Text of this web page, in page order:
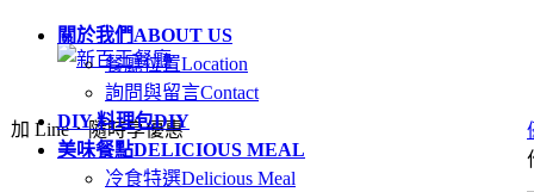
關於我們ABOUT US
餐廳位置Location
詢問與留言Contact
DIY 料理包DIY
美味餐點DELICIOUS MEAL
冷食特選Delicious Meal
加 Line．隨時享優惠